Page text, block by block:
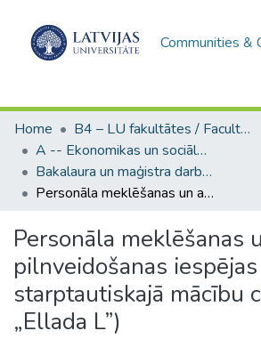
Communities &
Home
B4 – LU fakultātes / Faculties of the UL
A -- Ekonomikas un sociālo zinātņu fakultāte / Faculty of Economics and Social Sciences
Bakalaura un maģistra darbi (ESZF) / Bachelor's and Master's theses
Personāla meklēšanas un atlases pilnveidošanas iespējas Rīgas starptautiskajā mācību centrā (SIA „Ellada L”)
Personāla meklēšanas
pilnveidošanas
starptautiskajā mācību
„Ellada L”)